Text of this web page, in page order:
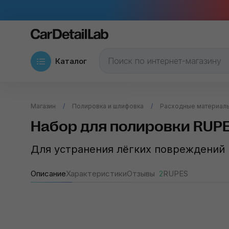
Каталог
Магазин Полировка и шлифовка Расходные
Набор для полировки
Для устранения лёгких повреждений
ОписаниеХарактеристикиОтзывы 2RUPES